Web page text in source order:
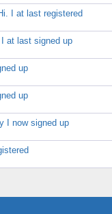
I at last registered
at last signed up
up
up
I now signed up